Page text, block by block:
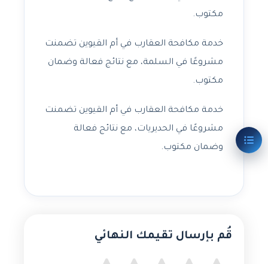
مكتوب.
خدمة مكافحة العقارب في أم القيوين تضمنت
مشروعًا في السلمة، مع نتائج فعالة وضمان
مكتوب.
خدمة مكافحة العقارب في أم القيوين تضمنت
مشروعًا في الحديريات، مع نتائج فعالة
وضمان مكتوب.
قُم بإرسال تقيمك النهائي